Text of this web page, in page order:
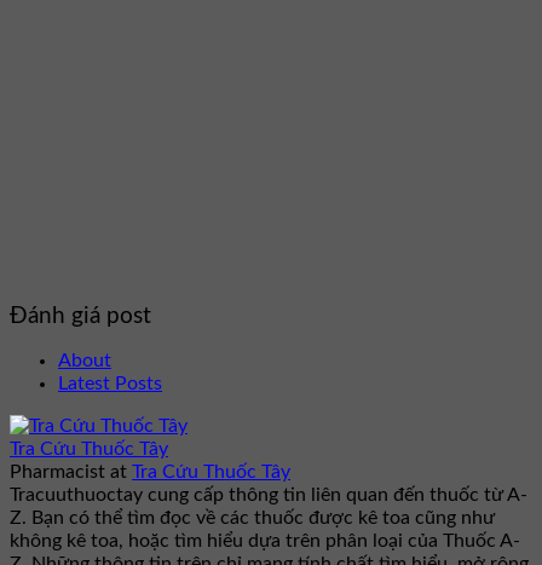
Đánh giá post
About
Latest Posts
Tra Cứu Thuốc Tây
Pharmacist at Tra Cứu Thuốc Tây
Tracuuthuoctay cung cấp thông tin liên quan đến thuốc từ A-
Z. Bạn có thể tìm đọc về các thuốc được kê toa cũng như
không kê toa, hoặc tìm hiểu dựa trên phân loại của Thuốc A-